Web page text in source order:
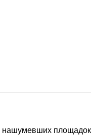
площадок,